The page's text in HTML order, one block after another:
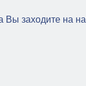
заходите на